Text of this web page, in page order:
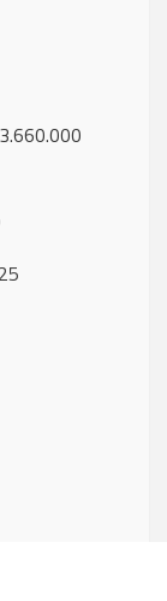
3.660.000